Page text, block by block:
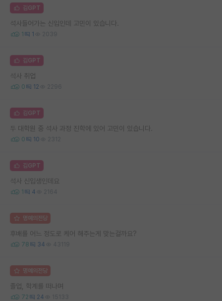
김GPT
석사들어가는 신입인데 고민이 있습니다.
1 1 2039
김GPT
석사 취업
0 12 2296
김GPT
두 대학원 중 석사 과정 진학에 있어 고민이 있습니다.
0 10 2312
김GPT
석사 신입생인데요
1 4 2164
명예의전당
후배를 어느 정도로 케어 해주는게 맞는걸까요?
78 34 43119
명예의전당
졸업, 학계를 떠나며
72 24 15133